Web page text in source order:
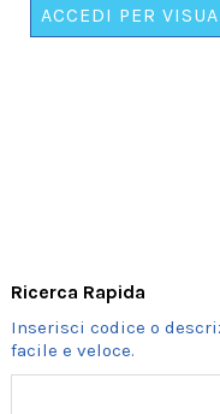
Ricerca Rapida
ACCEDI PER